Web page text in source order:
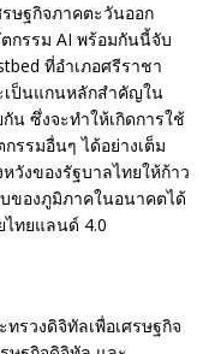
ษฐกิจภาคตะวันออก
กรรม AI พร้อมกันนี้จับ
ที่อำเภอศรีราชา
เป็นแกนหลักสำคัญใน
ซึ่งจะทำให้เกิดการใช้
รรมอื่นๆ ได้อย่างเต็ม
งของรัฐบาลไทยให้ก้าว
ของภูมิภาคในอนาคตได้
ทยแลนด์ 4.0
รวงดิจิทัลเพื่อเศรษฐกิจ